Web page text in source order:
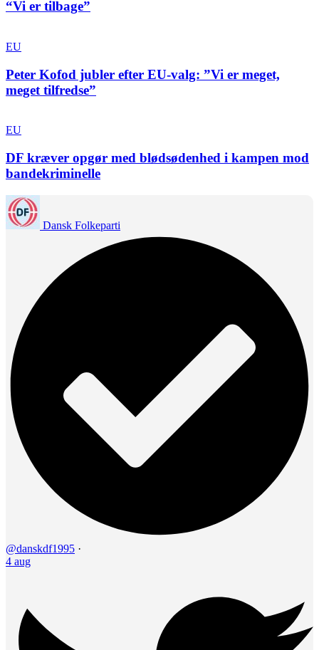
“Vi er tilbage”
EU
Peter Kofod jubler efter EU-valg: ”Vi er meget,
meget tilfredse”
EU
DF kræver opgør med blødsødenhed i kampen mod
bandekriminelle
Dansk Folkeparti
@danskdf1995 ·
4 aug